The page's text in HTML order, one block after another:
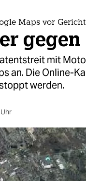
Maps vor Gericht
mit
an. Die Online-
werden.